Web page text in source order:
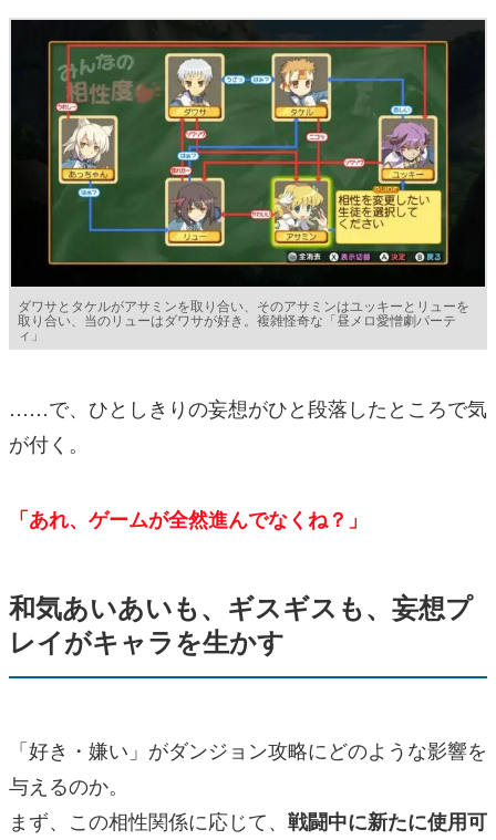
ダワサとタケルがアサミンを取り合い、そのアサミンはユッキーとリューを
取り合い、当のリューはダワサが好き。複雑怪奇な「昼メロ愛憎劇パーテ
ィ」
……で、ひとしきりの妄想がひと段落したところで気
が付く。
「あれ、ゲームが全然進んでなくね？」
和気あいあいも、ギスギスも、妄想プ
レイがキャラを生かす
「好き・嫌い」がダンジョン攻略にどのような影響を
与えるのか。
まず、この相性関係に応じて、 戦闘中に新たに使用可